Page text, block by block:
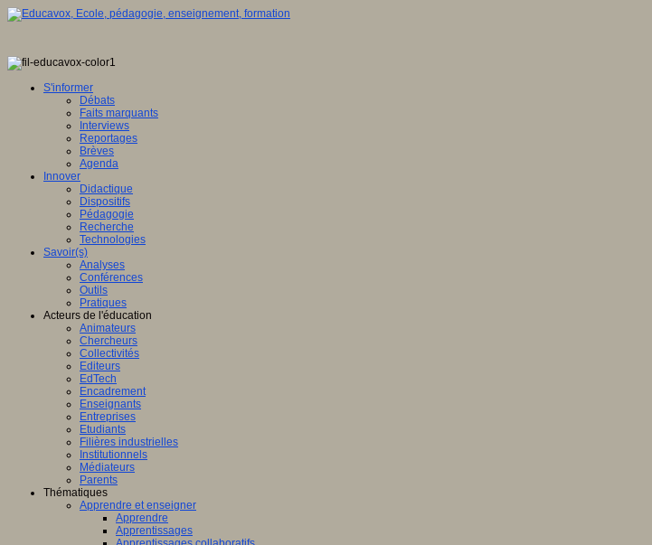
S'informer
Débats
Faits marquants
Interviews
Reportages
Brèves
Agenda
Innover
Didactique
Dispositifs
Pédagogie
Recherche
Technologies
Savoir(s)
Analyses
Conférences
Outils
Pratiques
Acteurs de l'éducation
Animateurs
Chercheurs
Collectivités
Editeurs
EdTech
Encadrement
Enseignants
Entreprises
Etudiants
Filières industrielles
Institutionnels
Médiateurs
Parents
Thématiques
Apprendre et enseigner
Apprendre
Apprentissages